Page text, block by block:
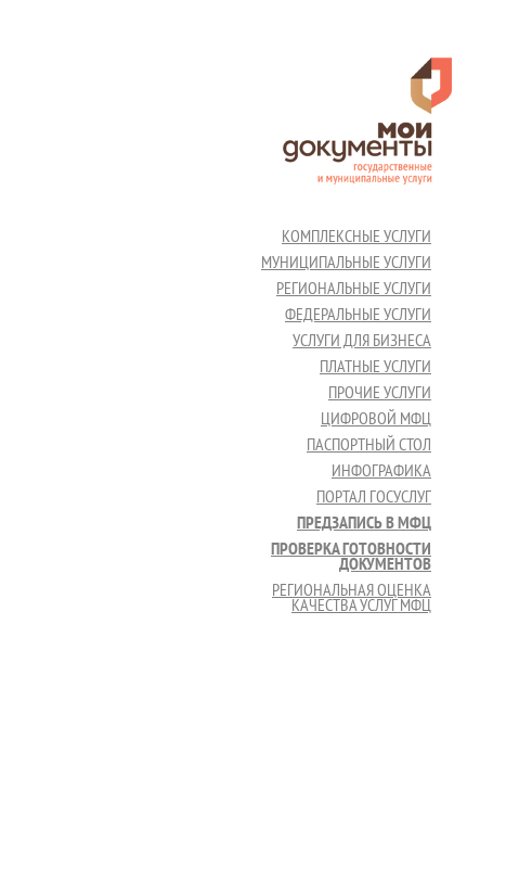
КОМПЛЕКСНЫЕ УСЛУГИ
МУНИЦИПАЛЬНЫЕ УСЛУГИ
РЕГИОНАЛЬНЫЕ УСЛУГИ
ФЕДЕРАЛЬНЫЕ УСЛУГИ
УСЛУГИ ДЛЯ БИЗНЕСА
ПЛАТНЫЕ УСЛУГИ
ПРОЧИЕ УСЛУГИ
ЦИФРОВОЙ МФЦ
ПАСПОРТНЫЙ СТОЛ
ИНФОГРАФИКА
ПОРТАЛ ГОСУСЛУГ
ПРЕДЗАПИСЬ В МФЦ
ПРОВЕРКА ГОТОВНОСТИ
ДОКУМЕНТОВ
РЕГИОНАЛЬНАЯ ОЦЕНКА
КАЧЕСТВА УСЛУГ МФЦ